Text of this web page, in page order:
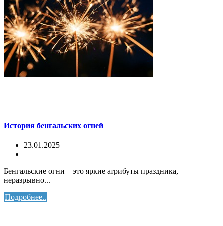
История бенгальских огней
23.01.2025
Бенгальские огни – это яркие атрибуты праздника,
неразрывно...
Подробнее..